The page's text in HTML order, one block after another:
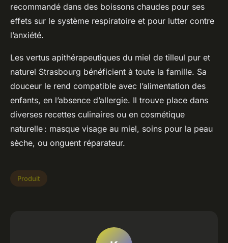
recommandé dans des boissons chaudes pour ses
effets sur le système respiratoire et pour lutter contre
l’anxiété.
Les vertus apithérapeutiques du miel de tilleul pur et
naturel Strasbourg bénéficient à toute la famille. Sa
douceur le rend compatible avec l’alimentation des
enfants, en l’absence d’allergie. Il trouve place dans
diverses recettes culinaires ou en cosmétique
naturelle : masque visage au miel, soins pour la peau
sèche, ou onguent réparateur.
Produit